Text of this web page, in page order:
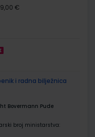
€
i radna bilježnica
Bovermann Pude
broj ministarstva: